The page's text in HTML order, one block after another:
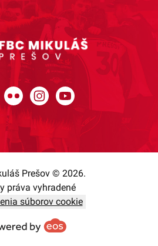
Flickr InstagramYouTube
Prešov © 2026.
práva vyhradené
súborov cookie